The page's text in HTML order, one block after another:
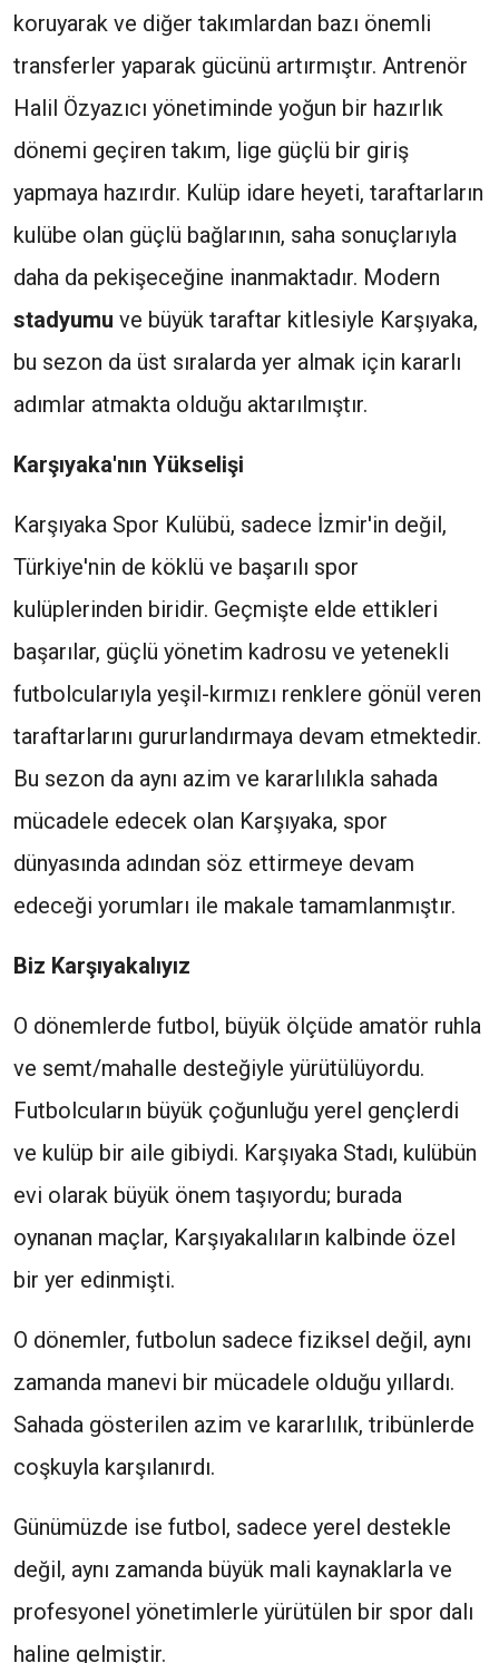
koruyarak ve diğer takımlardan bazı önemli
transferler yaparak gücünü artırmıştır. Antrenör
Halil Özyazıcı yönetiminde yoğun bir hazırlık
dönemi geçiren takım, lige güçlü bir giriş
yapmaya hazırdır. Kulüp idare heyeti, taraftarların
kulübe olan güçlü bağlarının, saha sonuçlarıyla
daha da pekişeceğine inanmaktadır. Modern
stadyumu ve büyük taraftar kitlesiyle Karşıyaka,
bu sezon da üst sıralarda yer almak için kararlı
adımlar atmakta olduğu aktarılmıştır.
Karşıyaka'nın Yükselişi
Karşıyaka Spor Kulübü, sadece İzmir'in değil,
Türkiye'nin de köklü ve başarılı spor
kulüplerinden biridir. Geçmişte elde ettikleri
başarılar, güçlü yönetim kadrosu ve yetenekli
futbolcularıyla yeşil-kırmızı renklere gönül veren
taraftarlarını gururlandırmaya devam etmektedir.
Bu sezon da aynı azim ve kararlılıkla sahada
mücadele edecek olan Karşıyaka, spor
dünyasında adından söz ettirmeye devam
edeceği yorumları ile makale tamamlanmıştır.
Biz Karşıyakalıyız
O dönemlerde futbol, büyük ölçüde amatör ruhla
ve semt/mahalle desteğiyle yürütülüyordu.
Futbolcuların büyük çoğunluğu yerel gençlerdi
ve kulüp bir aile gibiydi. Karşıyaka Stadı, kulübün
evi olarak büyük önem taşıyordu; burada
oynanan maçlar, Karşıyakalıların kalbinde özel
bir yer edinmişti.
O dönemler, futbolun sadece fiziksel değil, aynı
zamanda manevi bir mücadele olduğu yıllardı.
Sahada gösterilen azim ve kararlılık, tribünlerde
coşkuyla karşılanırdı.
Günümüzde ise futbol, sadece yerel destekle
değil, aynı zamanda büyük mali kaynaklarla ve
profesyonel yönetimlerle yürütülen bir spor dalı
haline gelmiştir.